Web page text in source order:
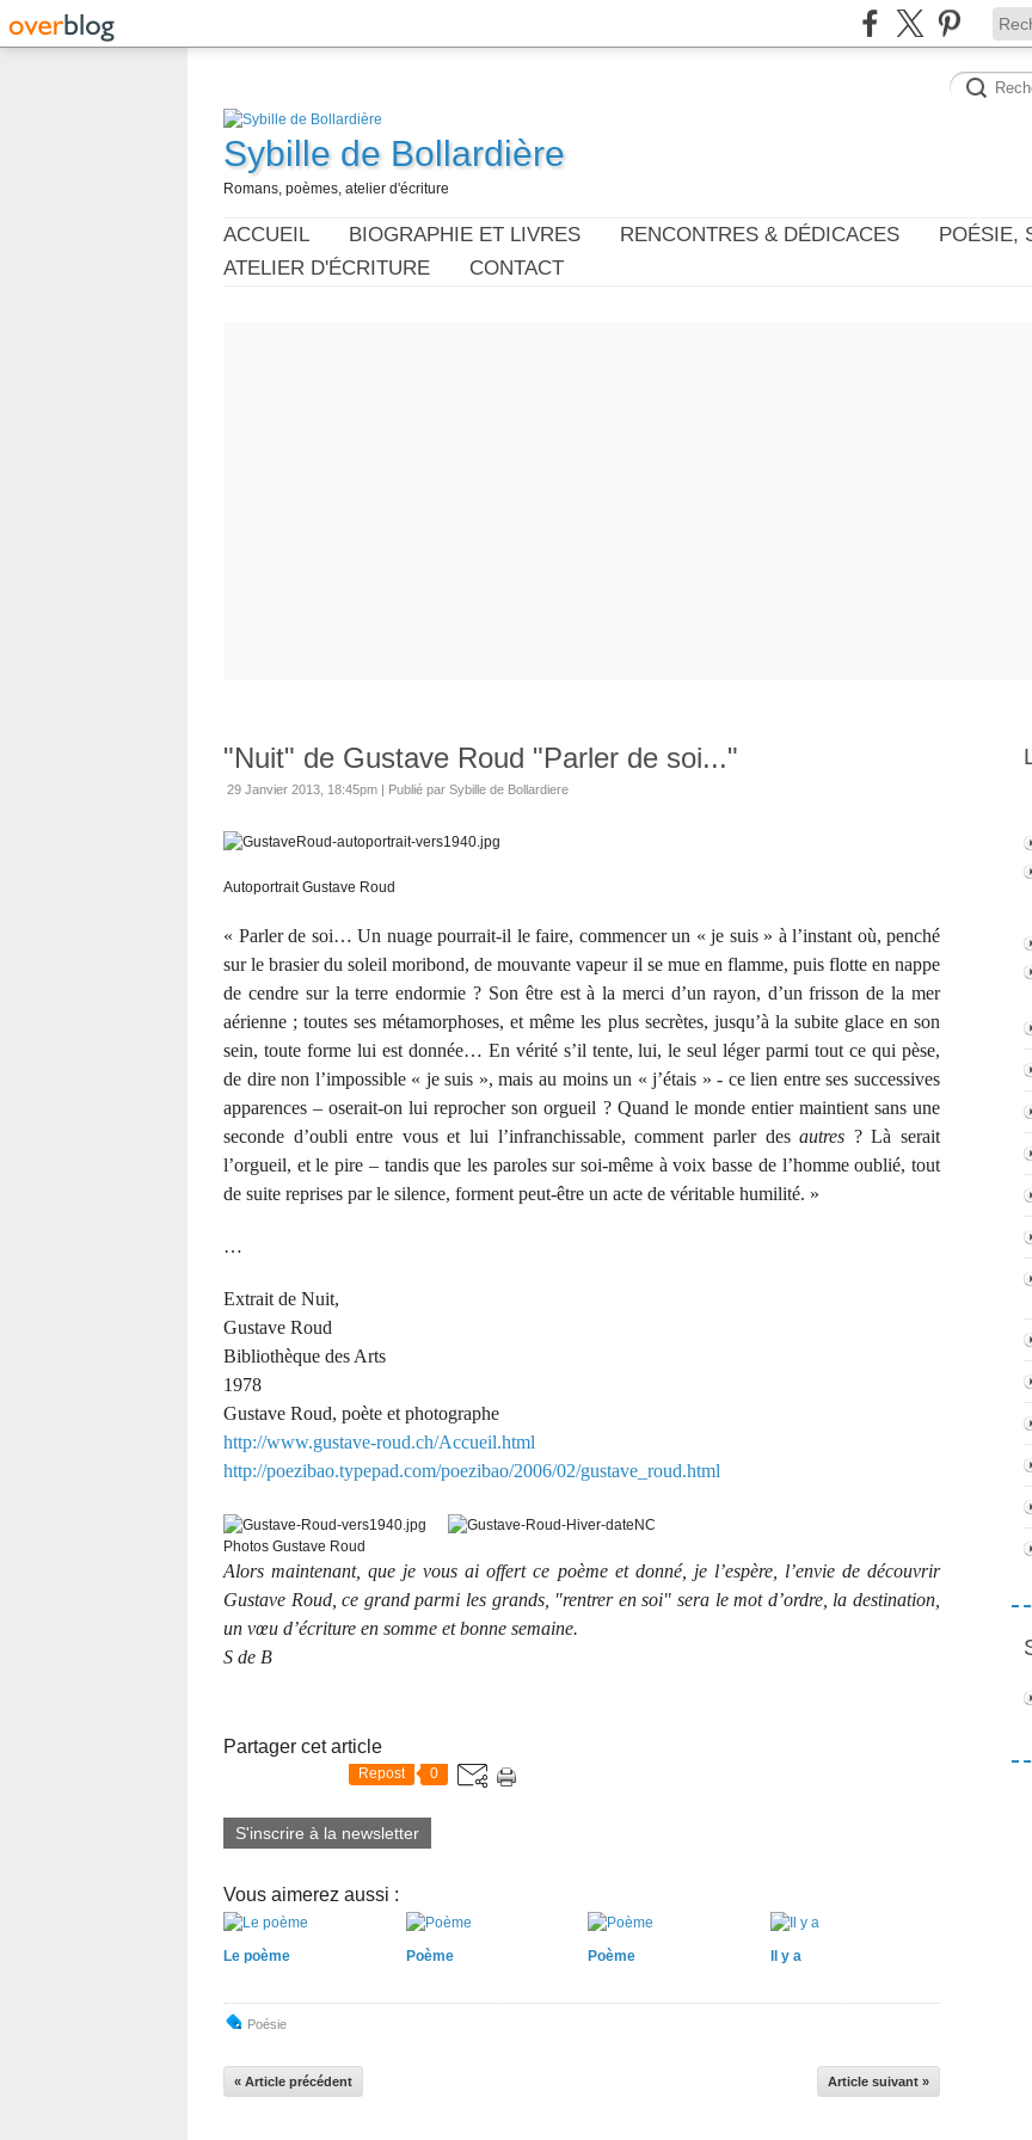
Sybille de Bollardière
Romans, poèmes, atelier d'écriture
ACCUEIL BIOGRAPHIE ET LIVRES RENCONTRES & DÉDICACES
POÉSIE,
ATELIER D'ÉCRITURE
CONTACT
"Nuit" de Gustave Roud "Parler de soi..."
29 Janvier 2013, 18:45pm | Publié par Sybille de Bollardiere
Autoportrait Gustave Roud
« Parler de soi… Un nuage pourrait-il le faire, commencer un « je suis » à l’instant où, penché
sur le brasier du soleil moribond, de mouvante vapeur il se mue en flamme, puis flotte en nappe
de cendre sur la terre endormie ? Son être est à la merci d’un rayon, d’un frisson de la mer
aérienne ; toutes ses métamorphoses, et même les plus secrètes, jusqu’à la subite glace en son
sein, toute forme lui est donnée… En vérité s’il tente, lui, le seul léger parmi tout ce qui pèse,
de dire non l’impossible « je suis », mais au moins un « j’étais » - ce lien entre ses successives
apparences – oserait-on lui reprocher son orgueil ? Quand le monde entier maintient sans une
seconde d’oubli entre vous et lui l’infranchissable, comment parler desautres ? Là serait
l’orgueil, et le pire – tandis que les paroles sur soi-même à voix basse de l’homme oublié, tout
de suite reprises par le silence, forment peut-être un acte de véritable humilité. »
…
Extrait de Nuit,
Gustave Roud
Bibliothèque des Arts
1978
Gustave Roud, poète et photographe
http://www.gustave-roud.ch/Accueil.html
http://poezibao.typepad.com/poezibao/2006/02/gustave_roud.html
Photos Gustave Roud
Alors maintenant, que je vous ai offert ce poème et donné, je l’espère, l’envie de découvrir
Gustave Roud, ce grand parmi les grands, "rentrer en soi" sera le mot d’ordre, la destination,
un vœu d’écriture en somme et bonne semaine.
S de B
Partager cet article
Repost 0
S'inscrire à la newsletter
Vous aimerez aussi :
Le poème Poème Poème Il y a
Poésie
« Article précédent Article suivant »